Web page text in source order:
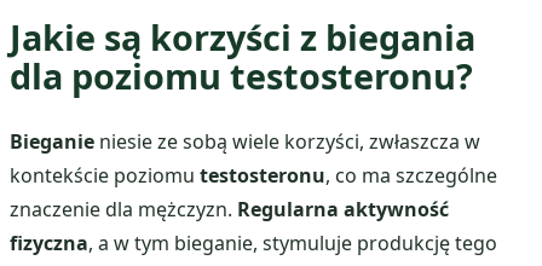
Jakie są korzyści z biegania
dla poziomu testosteronu?
Bieganie niesie ze sobą wiele korzyści, zwłaszcza w
kontekście poziomu testosteronu, co ma szczególne
znaczenie dla mężczyzn. Regularna aktywność
fizyczna, a w tym bieganie, stymuluje produkcję tego